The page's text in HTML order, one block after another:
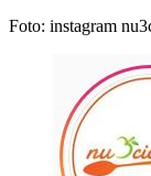
Foto: instagram